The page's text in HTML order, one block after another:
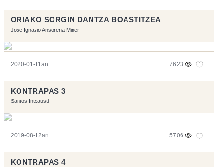
ORIAKO SORGIN DANTZA BOASTITZEA
Jose Ignazio Ansorena Miner
2020-01-11an 7623
KONTRAPAS 3
Santos Intxausti
2019-08-12an 5706
KONTRAPAS 4